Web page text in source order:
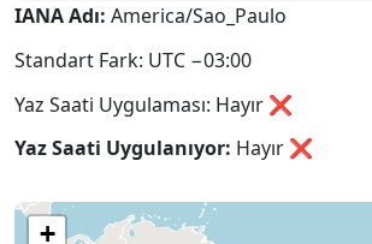
IANA Adı: America/Sao_Paulo
Standart Fark: UTC −03:00
Yaz Saati Uygulaması: Hayır ❌
Yaz Saati Uygulanıyor: Hayır ❌
+